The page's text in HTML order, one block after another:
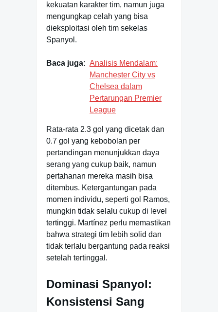
kekuatan karakter tim, namun juga
mengungkap celah yang bisa
dieksploitasi oleh tim sekelas
Spanyol.
Baca juga: Analisis Mendalam:
Manchester City vs
Chelsea dalam
Pertarungan Premier
League
Rata-rata 2.3 gol yang dicetak dan
0.7 gol yang kebobolan per
pertandingan menunjukkan daya
serang yang cukup baik, namun
pertahanan mereka masih bisa
ditembus. Ketergantungan pada
momen individu, seperti gol Ramos,
mungkin tidak selalu cukup di level
tertinggi. Martínez perlu memastikan
bahwa strategi tim lebih solid dan
tidak terlalu bergantung pada reaksi
setelah tertinggal.
Dominasi Spanyol:
Konsistensi Sang